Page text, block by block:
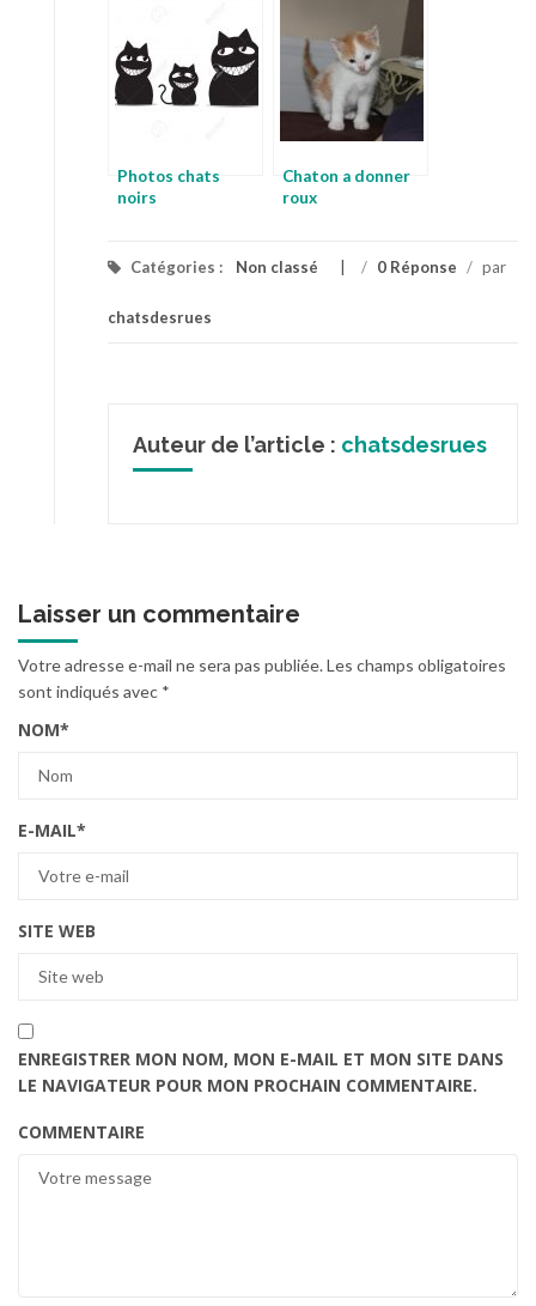
Photos chats
noirs
Chaton a donner
roux
Catégories : Non classé / 0 Réponse / par
chatsdesrues
Auteur de l’article : chatsdesrues
Laisser un commentaire
Votre adresse e-mail ne sera pas publiée.Les champs obligatoires
sont indiqués avec *
NOM*
E-MAIL*
SITE WEB
ENREGISTRER MON NOM, MON E-MAIL ET MON SITE DANS
LE NAVIGATEUR POUR MON PROCHAIN COMMENTAIRE.
COMMENTAIRE